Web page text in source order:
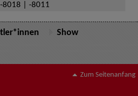
8018 | -8011
Show
Zum Seitenanfang